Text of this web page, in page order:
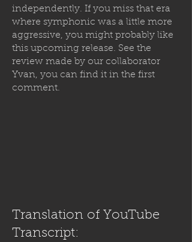
independently. If you miss that era
where symphonic was a little more
aggressive, you might probably like
this upcoming release. See the
review made by our collaborator
Yvan, you can find it in the first
comment.
Translation of YouTube
Transcript: